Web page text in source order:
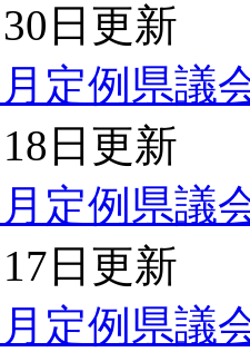
日更新
定例県議
日更新
定例県議
日更新
定例県議